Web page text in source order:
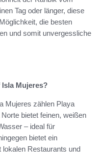
Tag oder länger, diese
die besten
und somit unvergessliche
Mujeres?
Mujeres zählen Playa
bietet feinen, weißen
– ideal für
bietet ein
Restaurants und